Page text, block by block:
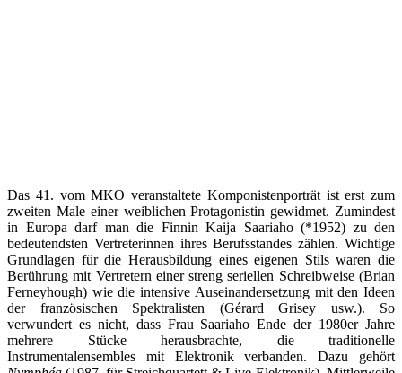
Das 41. vom MKO veranstaltete Komponistenporträt ist erst zum
zweiten Male einer weiblichen Protagonistin gewidmet. Zumindest
in Europa darf man die Finnin Kaija Saariaho (*1952) zu den
bedeutendsten Vertreterinnen ihres Berufsstandes zählen. Wichtige
Grundlagen für die Herausbildung eines eigenen Stils waren die
Berührung mit Vertretern einer streng seriellen Schreibweise (Brian
Ferneyhough) wie die intensive Auseinandersetzung mit den Ideen
der französischen Spektralisten (Gérard Grisey usw.). So
verwundert es nicht, dass Frau Saariaho Ende der 1980er Jahre
mehrere Stücke herausbrachte, die traditionelle
Instrumentalensembles mit Elektronik verbanden. Dazu gehört